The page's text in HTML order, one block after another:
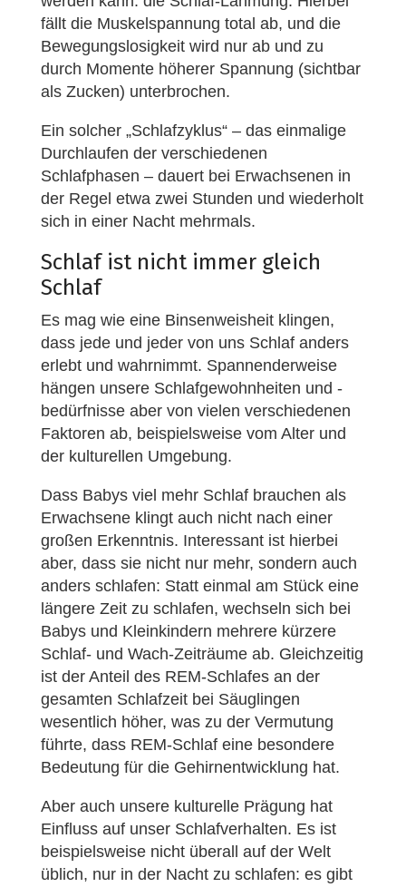
fällt die Muskelspannung total ab, und die
Bewegungslosigkeit wird nur ab und zu
durch Momente höherer Spannung (sichtbar
als Zucken) unterbrochen.
Ein solcher „Schlafzyklus“ – das einmalige
Durchlaufen der verschiedenen
Schlafphasen – dauert bei Erwachsenen in
der Regel etwa zwei Stunden und wiederholt
sich in einer Nacht mehrmals.
Schlaf ist nicht immer gleich
Schlaf
Es mag wie eine Binsenweisheit klingen,
dass jede und jeder von uns Schlaf anders
erlebt und wahrnimmt. Spannenderweise
hängen unsere Schlafgewohnheiten und -
bedürfnisse aber von vielen verschiedenen
Faktoren ab, beispielsweise vom Alter und
der kulturellen Umgebung.
Dass Babys viel mehr Schlaf brauchen als
Erwachsene klingt auch nicht nach einer
großen Erkenntnis. Interessant ist hierbei
aber, dass sie nicht nur mehr, sondern auch
anders schlafen: Statt einmal am Stück eine
längere Zeit zu schlafen, wechseln sich bei
Babys und Kleinkindern mehrere kürzere
Schlaf- und Wach-Zeiträume ab. Gleichzeitig
ist der Anteil des REM-Schlafes an der
gesamten Schlafzeit bei Säuglingen
wesentlich höher, was zu der Vermutung
führte, dass REM-Schlaf eine besondere
Bedeutung für die Gehirnentwicklung hat.
Aber auch unsere kulturelle Prägung hat
Einfluss auf unser Schlafverhalten. Es ist
beispielsweise nicht überall auf der Welt
üblich, nur in der Nacht zu schlafen: es gibt